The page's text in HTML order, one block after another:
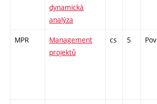
dynamická
analýza
MPR
Management
projektů
cs 5